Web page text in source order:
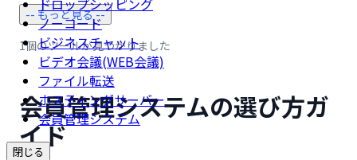
ドロップシッピング
ノーコード
ビジネスチャット
ビデオ会議(WEB会議)
ファイル転送
ホスティングサーバー
会員管理システム
閉じる
-- もっと見る --
1個のツールが見つかりました
会員管理システムの選び方ガ
イド